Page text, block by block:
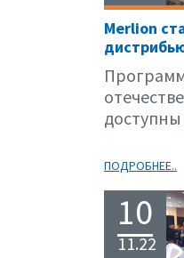
Merlion
ПОДРОБНЕЕ..
10
11.22